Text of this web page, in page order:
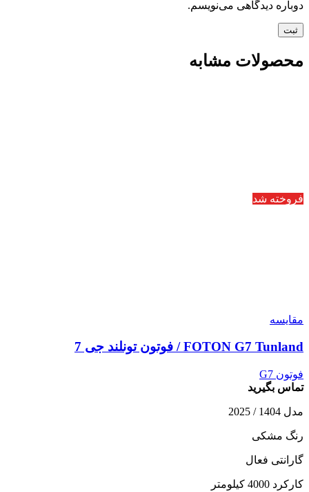
دوباره دیدگاهی می‌نویسم.
محصولات مشابه
فروخته شد
مقایسه
FOTON G7 Tunland / فوتون تونلند جی 7
فوتون G7
تماس بگیرید
مدل 1404 / 2025
رنگ مشکی
گارانتی فعال
کارکرد 4000 کیلومتر